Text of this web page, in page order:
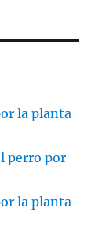
la planta
perro por
la planta